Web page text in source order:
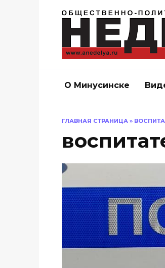
О Минусинске
ГЛАВНАЯ СТРАНИЦА »